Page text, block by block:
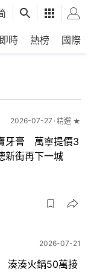
即時 熱榜 國際
2026-07-27 精選 ★
牙膏 萬寧提價3
街再下一城
2026-07-21
湊湊火鍋50萬接